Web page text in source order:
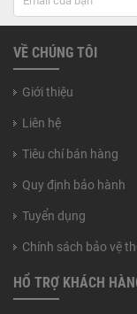
VỀ CHÚNG TÔI
Giới thiệu
Liên hệ
Tiêu chí bán hàng
Quy định bảo hành
Tuyển dụng
Chính sách bảo vệ
HỔ TRỢ KHÁCH